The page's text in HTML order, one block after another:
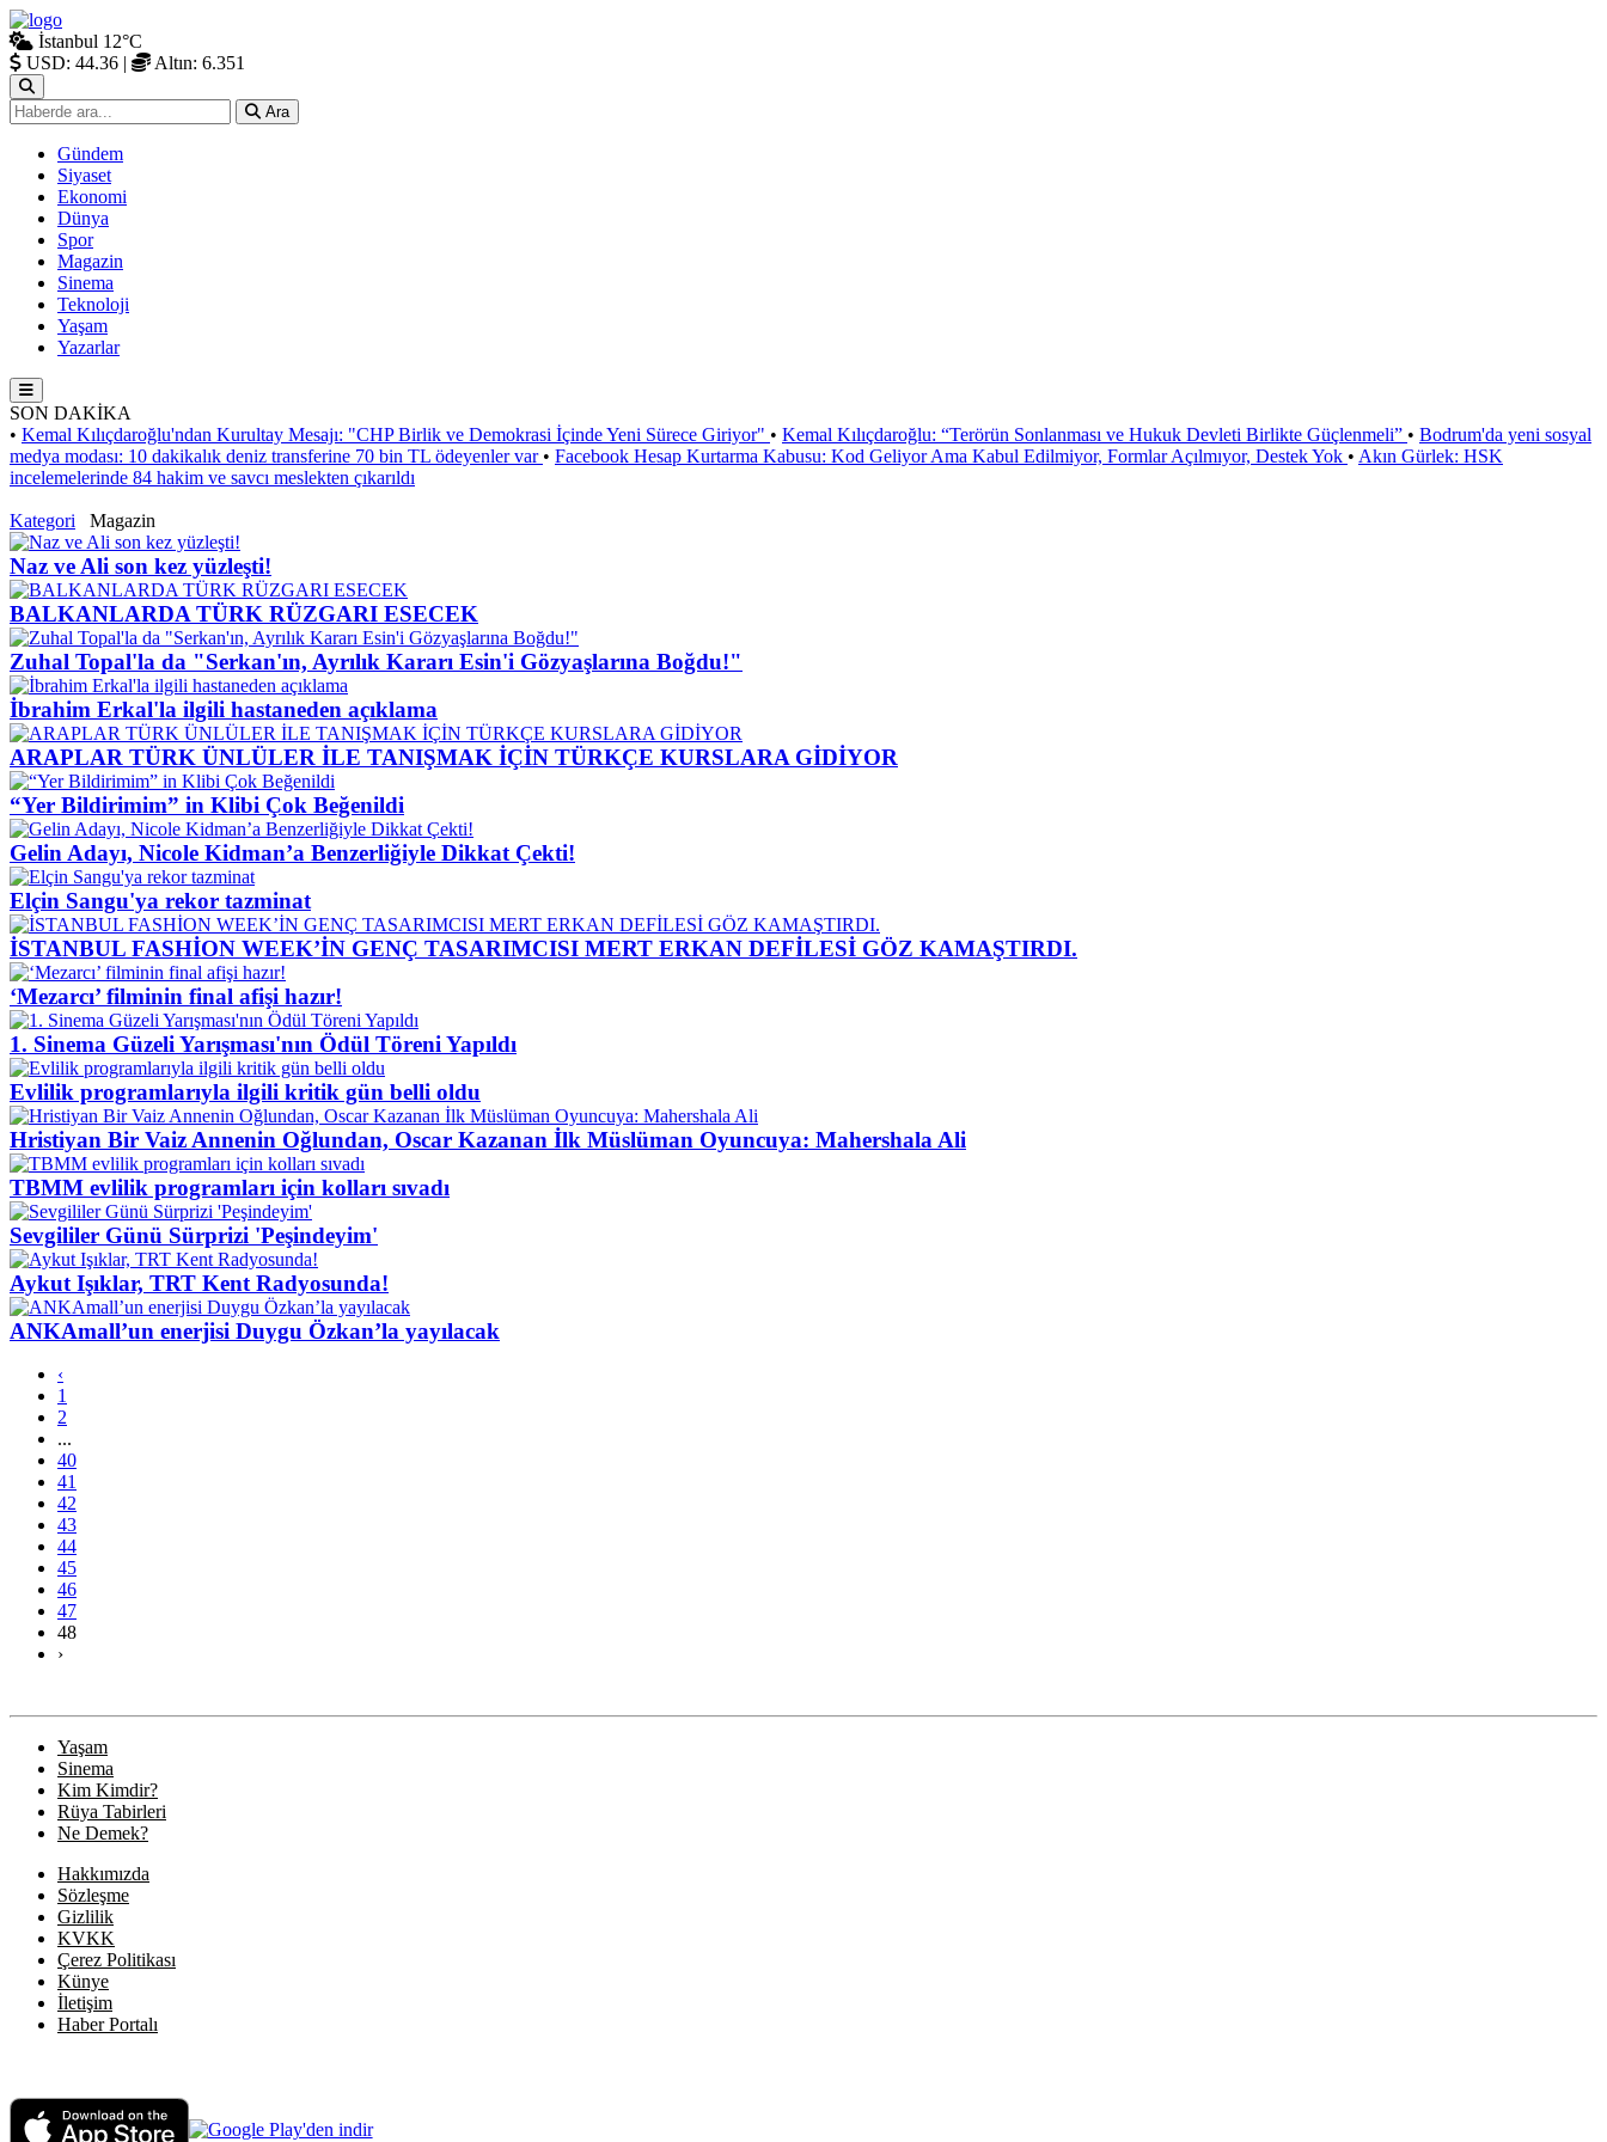
İstanbul 12°C
USD: 44.36 | Altın: 6.351
Ara
Gündem
Siyaset
Ekonomi
Dünya
Spor
Magazin
Sinema
Teknoloji
Yaşam
Yazarlar
SON DAKİKA
• Kemal Kılıçdaroğlu'ndan Kurultay Mesajı: "CHP Birlik ve Demokrasi İçinde Yeni Sürece Giriyor" • Kemal Kılıçdaroğlu: “Terörün Sonlanması ve Hukuk Devleti Birlikte Güçlenmeli” • Bodrum'da yeni sosyal
medya modası: 10 dakikalık deniz transferine 70 bin TL ödeyenler var • Facebook Hesap Kurtarma Kabusu: Kod Geliyor Ama Kabul Edilmiyor, Formlar Açılmıyor, Destek Yok • Akın Gürlek: HSK
incelemelerinde 84 hakim ve savcı meslekten çıkarıldı
Kategori Magazin
Naz ve Ali son kez yüzleşti!
BALKANLARDA TÜRK RÜZGARI ESECEK
Zuhal Topal'la da "Serkan'ın, Ayrılık Kararı Esin'i Gözyaşlarına Boğdu!"
İbrahim Erkal'la ilgili hastaneden açıklama
ARAPLAR TÜRK ÜNLÜLER İLE TANIŞMAK İÇİN TÜRKÇE KURSLARA GİDİYOR
“Yer Bildirimim” in Klibi Çok Beğenildi
Gelin Adayı, Nicole Kidman’a Benzerliğiyle Dikkat Çekti!
Elçin Sangu'ya rekor tazminat
İSTANBUL FASHİON WEEK’İN GENÇ TASARIMCISI MERT ERKAN DEFİLESİ GÖZ KAMAŞTIRDI.
‘Mezarcı’ filminin final afişi hazır!
1. Sinema Güzeli Yarışması'nın Ödül Töreni Yapıldı
Evlilik programlarıyla ilgili kritik gün belli oldu
Hristiyan Bir Vaiz Annenin Oğlundan, Oscar Kazanan İlk Müslüman Oyuncuya: Mahershala Ali
TBMM evlilik programları için kolları sıvadı
Sevgililer Günü Sürprizi 'Peşindeyim'
Aykut Işıklar, TRT Kent Radyosunda!
ANKAmall’un enerjisi Duygu Özkan’la yayılacak
‹
1
2
...
40
41
42
43
44
45
46
47
48
›
Yaşam
Sinema
Kim Kimdir?
Rüya Tabirleri
Ne Demek?
Hakkımızda
Sözleşme
Gizlilik
KVKK
Çerez Politikası
Künye
İletişim
Haber Portalı